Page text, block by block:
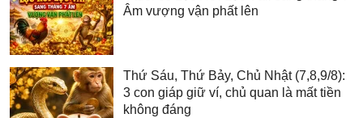
Âm vượng vận phất lên
Thứ Sáu, Thứ Bảy, Chủ Nhật (7,8,9/8):
3 con giáp giữ ví, chủ quan là mất tiền
không đáng